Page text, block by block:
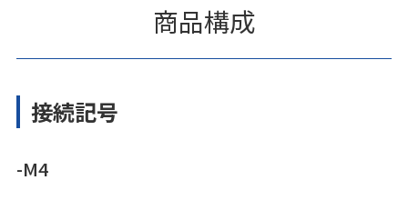
商品構成
接続記号
-M4